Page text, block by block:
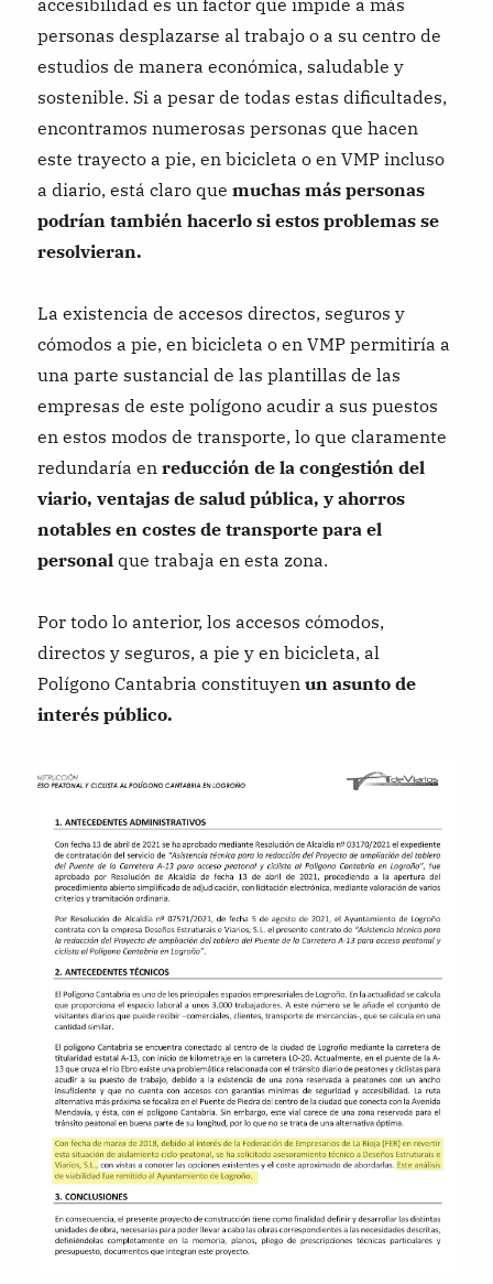
accesibilidad es un factor que impide a más
personas desplazarse al trabajo o a su centro de
estudios de manera económica, saludable y
sostenible. Si a pesar de todas estas dificultades,
encontramos numerosas personas que hacen
este trayecto a pie, en bicicleta o en VMP incluso
a diario, está claro quemuchas más personas
podrían también hacerlo si estos problemas se
resolvieran.
La existencia de accesos directos, seguros y
cómodos a pie, en bicicleta o en VMP permitiría a
una parte sustancial de las plantillas de las
empresas de este polígono acudir a sus puestos
en estos modos de transporte, lo que claramente
redundaría en reducción de la congestión del
viario, ventajas de salud pública, y ahorros
notables en costes de transporte para el
personalque trabaja en esta zona.
Por todo lo anterior, los accesos cómodos,
directos y seguros, a pie y en bicicleta, al
Polígono Cantabria constituyenun asunto de
interés público.